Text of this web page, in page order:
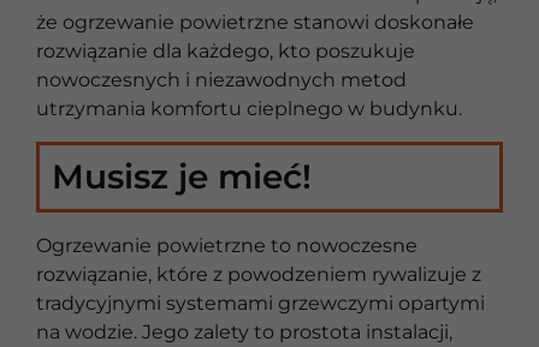
że ogrzewanie powietrzne stanowi doskonałe
rozwiązanie dla każdego, kto poszukuje
nowoczesnych i niezawodnych metod
utrzymania komfortu cieplnego w budynku.
Musisz je mieć!
Ogrzewanie powietrzne to nowoczesne
rozwiązanie, które z powodzeniem rywalizuje z
tradycyjnymi systemami grzewczymi opartymi
na wodzie. Jego zalety to prostota instalacji,